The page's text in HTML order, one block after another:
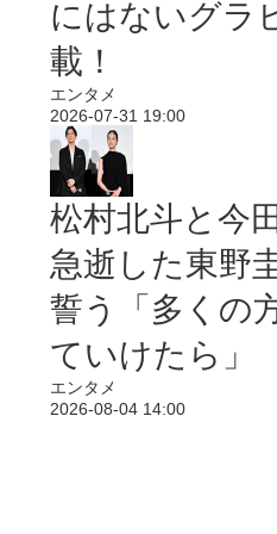
にはないグラ
載！
エンタメ
2026-07-31 19:00
松村北斗と今
急逝した東野
誓う「多くの
ていけたら」
エンタメ
2026-08-04 14:00